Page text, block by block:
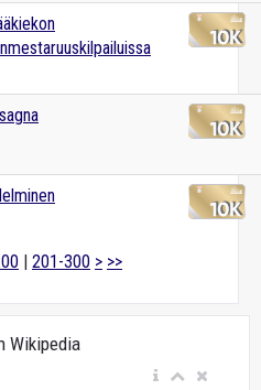
| 201-300 > >>
Wikipedia